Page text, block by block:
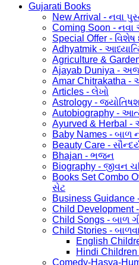
Gujarati Books
New Arrival - નવા
Coming Soon - નવા
Special Offer - વિશેષ
Adhyatmik -
Agriculture &
Ajayab Duniya -
Amar Chitrakatha -
Articles - લેખો
Astrology -
Autobiography -
Ayurved & Herbal -
Baby Names - બાળ
Beauty Care -
Bhajan - ભજન
Biography - જીવન
Books Set Combo
સેટ
Business Guidance
Child Development
Child Songs - બાળ
Child Stories -
English
Hindi
Comedy-Hasya-